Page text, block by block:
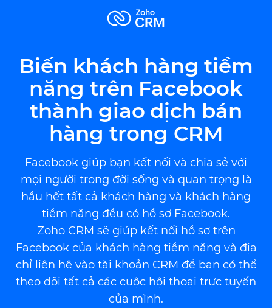
Biến khách hàng tiềm
năng trên Facebook
thành giao dịch bán
hàng trong CRM
Facebook giúp bạn kết nối và chia sẻ với
mọi người trong đời sống và quan trọng là
hầu hết tất cả khách hàng và khách hàng
tiềm năng đều có hồ sơ Facebook.
Zoho CRM sẽ giúp kết nối hồ sơ trên
Facebook của khách hàng tiềm năng và địa
chỉ liên hệ vào tài khoản CRM để bạn có thể
theo dõi tất cả các cuộc hội thoại trực tuyến
của mình.